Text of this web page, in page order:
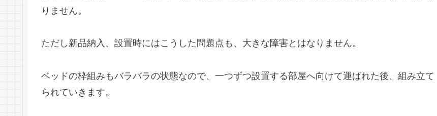
りません。
ただし新品納入、設置時にはこうした問題点も、大きな障害とはなりません。
ベッドの枠組みもバラバラの状態なので、一つずつ設置する部屋へ向けて運ばれた後、組み立て
られていきます。